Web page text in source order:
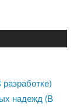
надежд (В